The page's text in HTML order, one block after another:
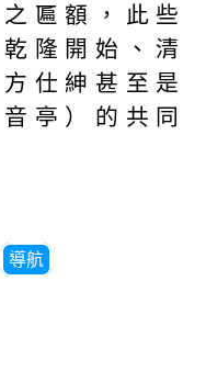
匾額，此些
隆開始、清
仕紳甚至是
亭）的共同
導航